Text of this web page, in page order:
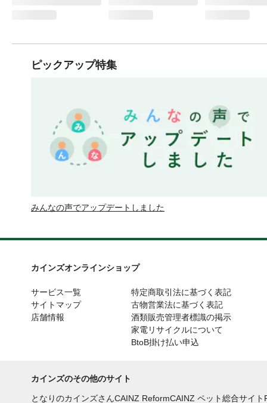
ピックアップ特集
みんなの声でアップデートしました
カインズオンラインショップ
サービス一覧
サイトマップ
店舗情報
特定商取引法に基づく表記
古物営業法に基づく表記
酒類販売管理者標識の掲示
家電リサイクルについて
BtoB掛け払い申込
カインズのその他のサイト
となりのカインズさんCAINZ ReformCAINZ ペット総合サイト